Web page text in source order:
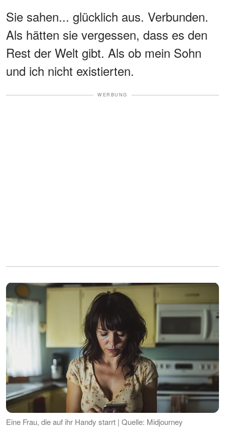
Sie sahen... glücklich aus. Verbunden.
Als hätten sie vergessen, dass es den
Rest der Welt gibt. Als ob mein Sohn
und ich nicht existierten.
WERBUNG
Eine Frau, die auf ihr Handy starrt | Quelle: Midjourney